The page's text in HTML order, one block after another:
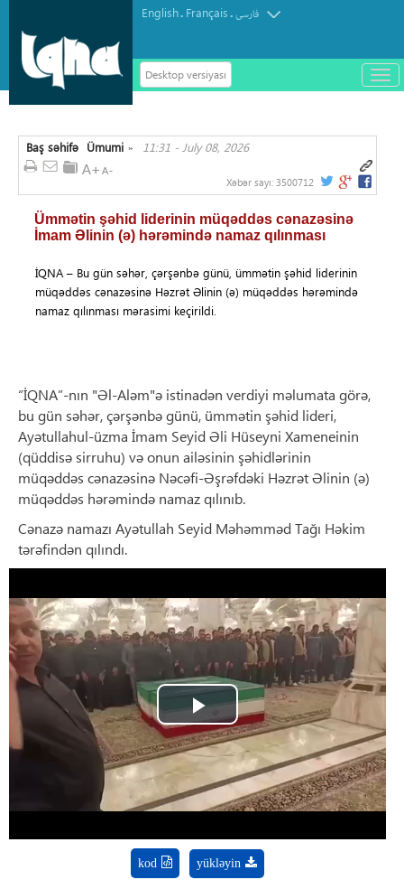
English. Français.فارسی
Desktop versiyası
باز
و
Baş səhifə »
Ümumi 11:31 - July 08, 2026
Xəbər sayı: 3500712
Ümmətin şəhid liderinin müqəddəs cənazəsinə
İmam Əlinin (ə) hərəmində namaz qılınması
İQNA – Bu gün səhər, çərşənbə günü, ümmətin şəhid liderinin
müqəddəs cənazəsinə Həzrət Əlinin (ə) müqəddəs hərəmində
namaz qılınması mərasimi keçirildi.
“İQNA”-nın "Əl-Aləm"ə istinadən verdiyi məlumata görə,
bu gün səhər, çərşənbə günü, ümmətin şəhid lideri,
Ayətullahul-üzma İmam Seyid Əli Hüseyni Xameneinin
(qüddisə sirruhu) və onun ailəsinin şəhidlərinin
müqəddəs cənazəsinə Nəcəfi-Əşrəfdəki Həzrət Əlinin (ə)
müqəddəs hərəmində namaz qılınıb.
Cənazə namazı Ayətullah Seyid Məhəmməd Tağı Həkim
tərəfindən qılındı.
Play
Video
kod yükləyin